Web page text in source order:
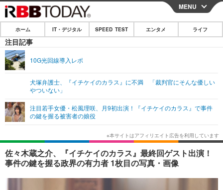
CLOSE
ホーム
IT・デジタル
ネタ
ショッピング その他
エンタメTOP
韓国・芸能
音楽 スポーツ
ライフ
ライフTOP グルメ
ペット ショッピング
その他
リリース一覧
プッシュ通知の停止方法
MENU
ホーム IT・デジタル SPEED TEST エンタメ ライフ
注目記事
10G光回線導入レポ
犬塚弁護士、『イチケイのカラス』に不満 「裁判官にそんな優しい
やついない」
注目若手女優・松風理咲、月9初出演！『イチケイのカラス』で事件
の鍵を握る被害者の娘役
佐々木蔵之介、『イチケイのカラス』最終回ゲスト出演！
事件の鍵を握る政界の有力者 1枚目の写真・画像